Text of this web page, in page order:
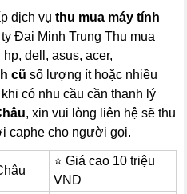
dịch vụthu mua máy tính
Đại Minh Trung Thu mua
dell, asus, acer,
cũsố lượng ít hoặc nhiều
có nhu cầu cần thanh lý
, xin vui lòng liên hệ sẽ thu
caphe cho người gọi.
⭐ Giá cao 10 triệu
VND